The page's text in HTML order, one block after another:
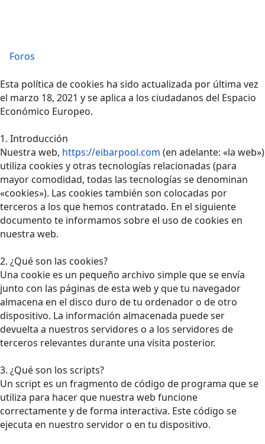
Foros
Esta política de cookies ha sido actualizada por última vez
el marzo 18, 2021 y se aplica a los ciudadanos del Espacio
Económico Europeo.
1. Introducción
Nuestra web, https://eibarpool.com (en adelante: «la web»)
utiliza cookies y otras tecnologías relacionadas (para
mayor comodidad, todas las tecnologías se denominan
«cookies»). Las cookies también son colocadas por
terceros a los que hemos contratado. En el siguiente
documento te informamos sobre el uso de cookies en
nuestra web.
2. ¿Qué son las cookies?
Una cookie es un pequeño archivo simple que se envía
junto con las páginas de esta web y que tu navegador
almacena en el disco duro de tu ordenador o de otro
dispositivo. La información almacenada puede ser
devuelta a nuestros servidores o a los servidores de
terceros relevantes durante una visita posterior.
3. ¿Qué son los scripts?
Un script es un fragmento de código de programa que se
utiliza para hacer que nuestra web funcione
correctamente y de forma interactiva. Este código se
ejecuta en nuestro servidor o en tu dispositivo.